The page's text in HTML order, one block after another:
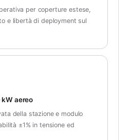
per coperture estese,
e libertà di deployment sul
aereo
della stazione e modulo
±1% in tensione ed